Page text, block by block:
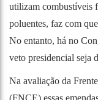
utilizam combustíveis
poluentes, faz com
No entanto, há no
veto presidencial seja
Na avaliação da
(FNCE) essas